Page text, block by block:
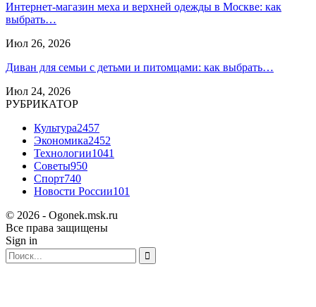
Интернет-магазин меха и верхней одежды в Москве: как
выбрать…
Июл 26, 2026
Диван для семьи с детьми и питомцами: как выбрать…
Июл 24, 2026
РУБРИКАТОР
Культура2457
Экономика2452
Технологии1041
Советы950
Спорт740
Новости России101
© 2026 - Ogonek.msk.ru
Все права защищены
Sign in